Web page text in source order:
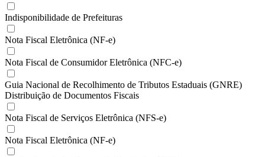
Indisponibilidade de Prefeituras
Nota Fiscal Eletrônica (NF-e)
Nota Fiscal de Consumidor Eletrônica (NFC-e)
Guia Nacional de Recolhimento de Tributos Estaduais (GNRE)
Distribuição de Documentos Fiscais
Nota Fiscal de Serviços Eletrônica (NFS-e)
Nota Fiscal Eletrônica (NF-e)